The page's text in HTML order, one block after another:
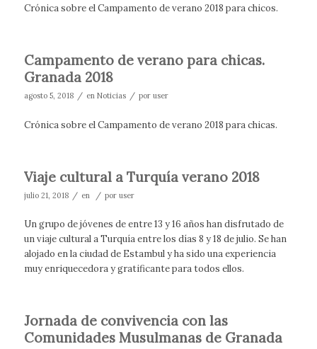
Crónica sobre el Campamento de verano 2018 para chicos.
Campamento de verano para chicas.
Granada 2018
agosto 5, 2018 / en Noticias / por user
Crónica sobre el Campamento de verano 2018 para chicas.
Viaje cultural a Turquía verano 2018
julio 21, 2018 / en / por user
Un grupo de jóvenes de entre 13 y 16 años han disfrutado de
un viaje cultural a Turquía entre los días 8 y 18 de julio. Se han
alojado en la ciudad de Estambul y ha sido una experiencia
muy enriquecedora y gratificante para todos ellos.
Jornada de convivencia con las
Comunidades Musulmanas de Granada